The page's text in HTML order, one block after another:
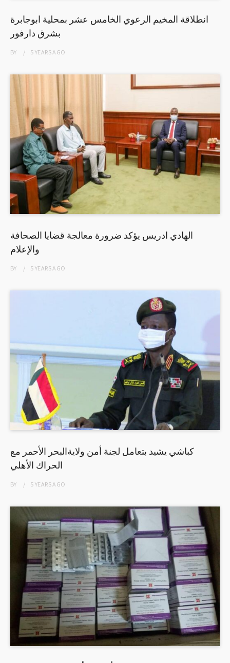
انطلاقة المخيم الرعوي الخامس عشر بمحلية ابوجابرة
بشرق دارفور
BY 5 YEARSAGO
الهادي ادريس يؤكد ضرورة معالجة قضايا الصحافة
والإعلام
BY 5 YEARSAGO
كباشي يشيد بتعامل لجنة أمن ولايةالبحر الأحمر مع
الحراك الأهلي
BY 5 YEARSAGO